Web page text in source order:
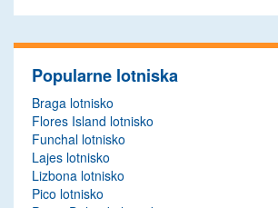
Popularne lotniska
Braga lotnisko
Flores Island lotnisko
Funchal lotnisko
Lajes lotnisko
Lizbona lotnisko
Pico lotnisko